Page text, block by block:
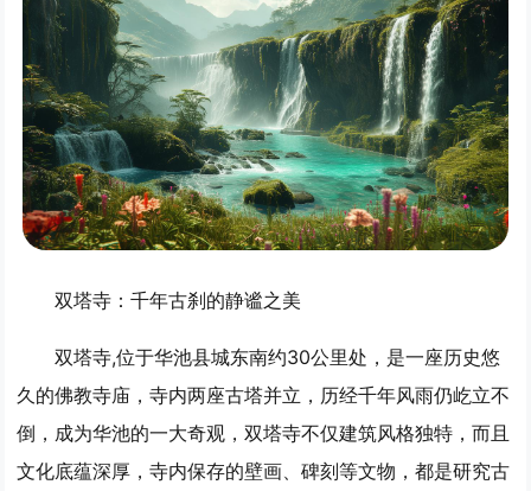
双塔寺：千年古刹的静谧之美
双塔寺,位于华池县城东南约30公里处，是一座历史悠
久的佛教寺庙，寺内两座古塔并立，历经千年风雨仍屹立不
倒，成为华池的一大奇观，双塔寺不仅建筑风格独特，而且
文化底蕴深厚，寺内保存的壁画、碑刻等文物，都是研究古